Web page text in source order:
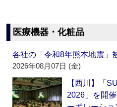
医療機器・化粧品
各社の「令和8年熊本地震」
2026年08月07日 (金)
【西川】「
2026」を開